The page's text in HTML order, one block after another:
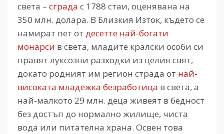
света – сграда с 1788 стаи, оценявана на
350 млн. долара. В Близкия Изток, където се
намират пет от десетте най-богати
монарси в света, младите кралски особи си
правят луксозни разходки из целия свят,
докато родният им регион страда от най-
високата младежка безработица в света, а
най-малкото 29 млн. деца живеят в бедност
без достъп до нормално жилище, чиста
вода или питателна храна. Освен това